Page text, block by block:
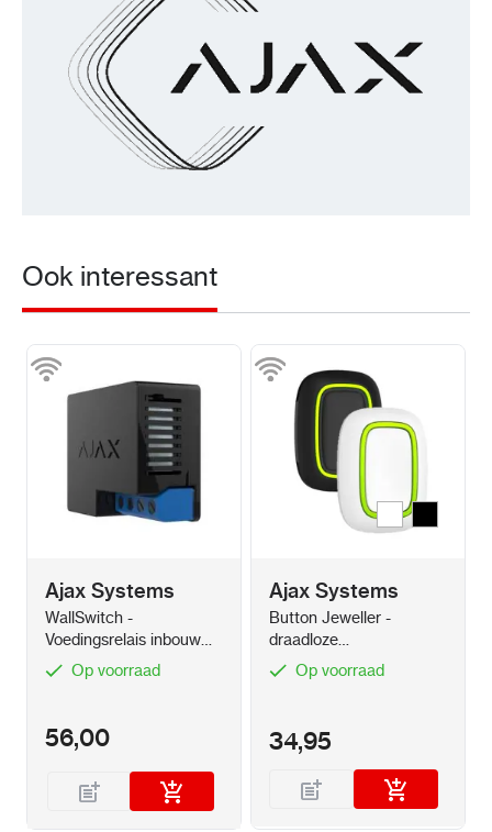
Ook interessant
Ajax Systems
WallSwitch -
Voedingsrelais inbouw
module 220V
Op voorraad
56,00
Kleur
Wit
Ajax Systems
Button Jeweller -
draadloze
alarmknop/slimme knop
Op voorraad
34,95